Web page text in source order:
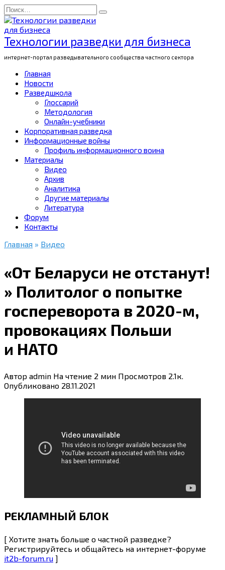
Перейти
к
содержанию
Search
for:
Технологии разведки для бизнеса
интернет-портал разведывательного сообщества частного сектора
Главная
Новости
Разведшкола
Глоссарий
Методология
Онлайн-учебники
Корпоративная разведка
Информационные войны
Профиль информационного воина
Материалы
Видео
Архив
Аналитика
Другие материалы
Литература
Форум
Контакты
Главная » Видео
«От Беларуси не отстанут!
» Политолог о попытке
госпереворота в 2020-м,
провокациях Польши
и НАТО
Автор admin На чтение 2 мин Просмотров 2.1к.
Опубликовано 28.11.2021
РЕКЛАМНЫЙ БЛОК
[ Хотите знать больше о частной разведке?
Регистрируйтесь и общайтесь на интернет-форуме
it2b-forum.ru ]